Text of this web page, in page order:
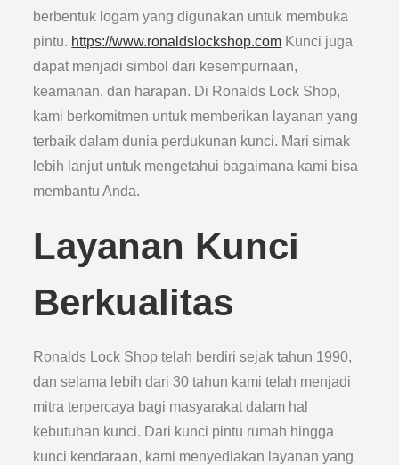
berbentuk logam yang digunakan untuk membuka
pintu. https://www.ronaldslockshop.com Kunci juga
dapat menjadi simbol dari kesempurnaan,
keamanan, dan harapan. Di Ronalds Lock Shop,
kami berkomitmen untuk memberikan layanan yang
terbaik dalam dunia perdukunan kunci. Mari simak
lebih lanjut untuk mengetahui bagaimana kami bisa
membantu Anda.
Layanan Kunci
Berkualitas
Ronalds Lock Shop telah berdiri sejak tahun 1990,
dan selama lebih dari 30 tahun kami telah menjadi
mitra terpercaya bagi masyarakat dalam hal
kebutuhan kunci. Dari kunci pintu rumah hingga
kunci kendaraan, kami menyediakan layanan yang